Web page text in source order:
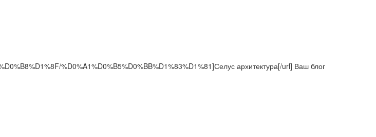
%D0%A1%D0%B5%D0%BB%D1%83%D1%81]Селус архитектура[/url] Ваш блог